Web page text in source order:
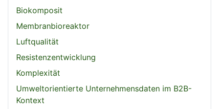
Biokomposit
Membranbioreaktor
Luftqualität
Resistenzentwicklung
Komplexität
Umweltorientierte Unternehmensdaten im B2B-
Kontext